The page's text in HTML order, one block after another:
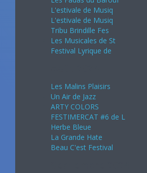
L'estivale de Musiq
L'estivale de Musiq
Tribu Brindille Fes
Les Musicales de St
Festival Lyrique de
Les Malins Plaisirs
Un Air de Jazz
ARTY COLORS
FESTIMERCAT #6 de L
Herbe Bleue
La Grande Hate
Beau C'est Festival